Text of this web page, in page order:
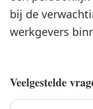
bij de
werkgevers
Veelgestelde